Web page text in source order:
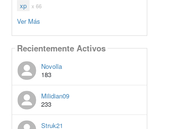
xp x 66
Ver Más
Recientemente Activos
Novolla
183
Milidian09
233
Struk21